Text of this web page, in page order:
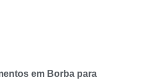
em Borba para